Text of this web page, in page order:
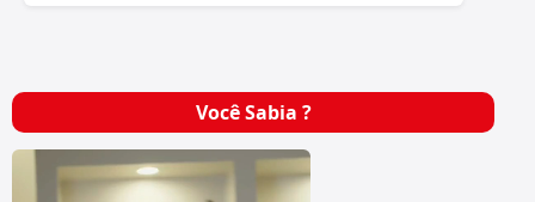
Você Sabia ?